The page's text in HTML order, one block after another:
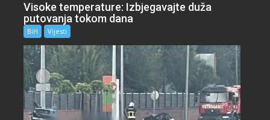
Visoke temperature: Izbjegavajte duža
putovanja tokom dana
BiH Vijesti